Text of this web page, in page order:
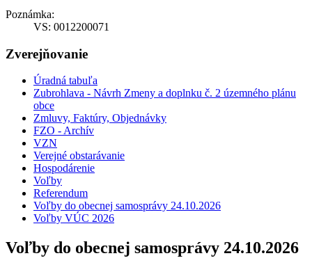
Poznámka:
VS: 0012200071
Zverejňovanie
Úradná tabuľa
Zubrohlava - Návrh Zmeny a doplnku č. 2 územného plánu
obce
Zmluvy, Faktúry, Objednávky
FZO - Archív
VZN
Verejné obstarávanie
Hospodárenie
Voľby
Referendum
Voľby do obecnej samosprávy 24.10.2026
Voľby VÚC 2026
Voľby do obecnej samosprávy 24.10.2026